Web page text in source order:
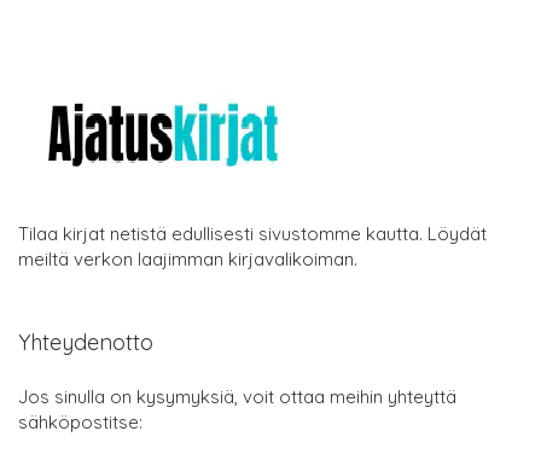
Tilaa kirjat netistä edullisesti sivustomme kautta. Löydät
meiltä verkon laajimman kirjavalikoiman.
Yhteydenotto
Jos sinulla on kysymyksiä, voit ottaa meihin yhteyttä
sähköpostitse: